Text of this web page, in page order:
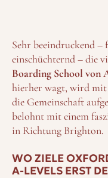
Sehr beeindruckend
einschüchternd – die
Boarding School von
hierher wagt, wird
die Gemeinschaft
belohnt mit einem
in Richtung Brighton.
WO ZIELE
-LEVELS ERST